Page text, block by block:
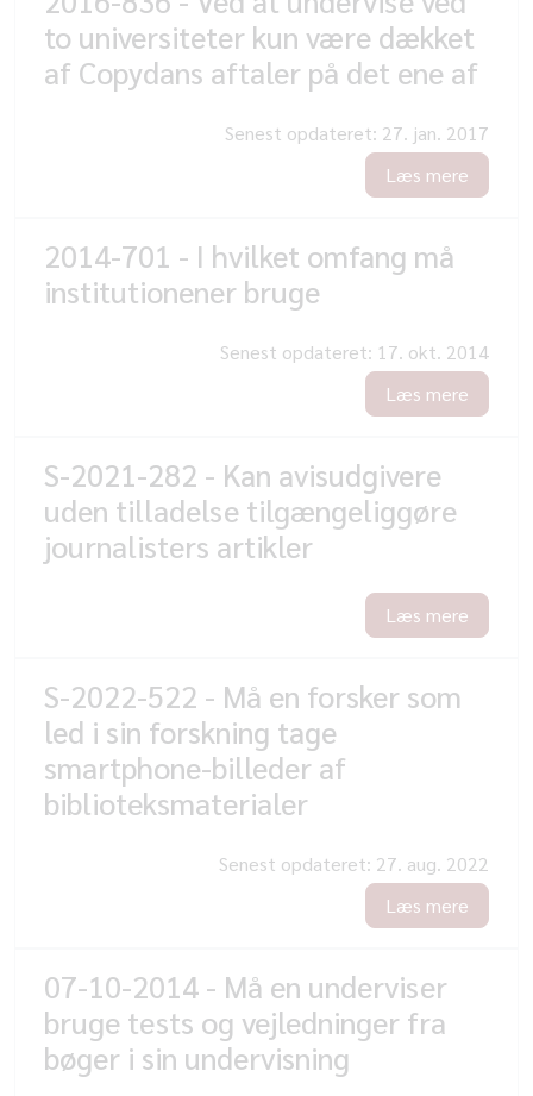
to universiteter kun være dækket
af Copydans aftaler på det ene af
Senest opdateret: 27. jan. 2017
Læs mere
2014-701 - I hvilket omfang må
institutionener bruge
Senest opdateret: 17. okt. 2014
Læs mere
S-2021-282 - Kan avisudgivere
uden tilladelse tilgængeliggøre
journalisters artikler
Læs mere
S-2022-522 - Må en forsker som
led i sin forskning tage
smartphone-billeder af
biblioteksmaterialer
Senest opdateret: 27. aug. 2022
Læs mere
07-10-2014 - Må en underviser
bruge tests og vejledninger fra
bøger i sin undervisning